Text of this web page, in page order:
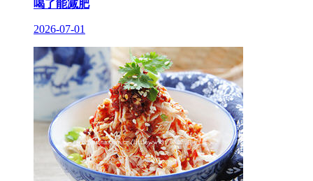
喝了能减肥
2026-07-01